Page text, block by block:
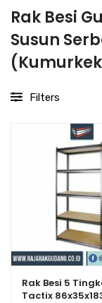
Rak Besi
Susun
Filters
Rak Besi 5
Tactix